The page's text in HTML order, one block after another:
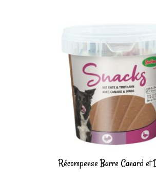
Récompense Barre Canard et